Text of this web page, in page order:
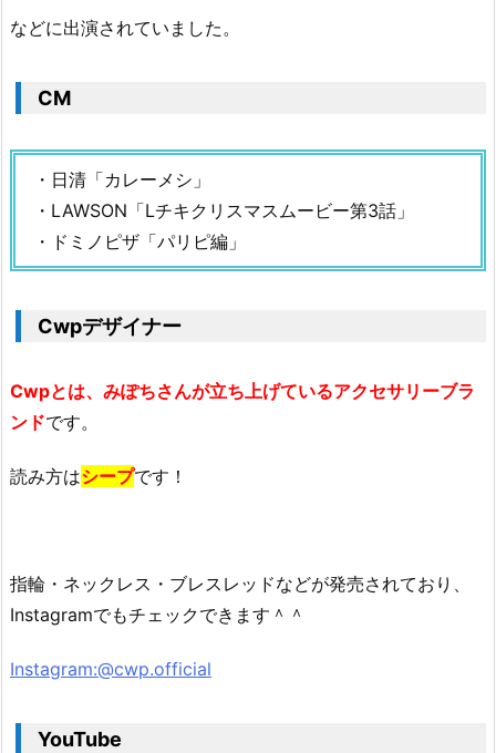
などに出演されていました。
CM
・日清「カレーメシ」
・LAWSON「Lチキクリスマスムービー第3話」
・ドミノピザ「パリピ編」
Cwpデザイナー
Cwpとは、みぽちさんが立ち上げているアクセサリーブラ
ンドです。
読み方はシープです！
指輪・ネックレス・ブレスレッドなどが発売されており、
Instagramでもチェックできます＾＾
Instagram:@cwp.official
YouTube